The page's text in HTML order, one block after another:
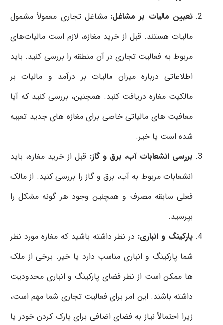
تعیین مالیات بر مشاغل: مشاغل تجاری معمولاً مشمول
مالیات هستند. قبل از خرید مغازه، لازم است مالیات‌های
مربوط به فعالیت تجاری در آن منطقه را بررسی کنید. باید
اطلاعاتی درباره میزان مالیات بر درآمد و مالیات بر
مالکیت مغازه دریافت کنید. همچنین، بررسی کنید که آیا
معافیت ‌های مالیاتی خاصی برای مغازه ‌های جدید تعبیه
شده است یا خیر.
بررسی انشعابات آب، برق و گاز: قبل از خرید مغازه، باید
انشعابات مربوط به آب، برق و گاز را بررسی کنید. از مالک
فعلی سابقه مصرف و همچنین وجود هر گونه مشکل را
بپرسید.
پارکینگ و انباری: در نظر داشته باشید که مغازه مورد نظر
شما پارکینگ و انباری مناسب دارد یا خیر. برخی از ملک‌
ها ممکن است از نظر فضای پارکینگ و انباری محدودیت
داشته باشند. این امر برای فعالیت تجاری شما مهم است،
زیرا احتمالاً نیاز به فضای اضافی برای پارک کردن خودر یا